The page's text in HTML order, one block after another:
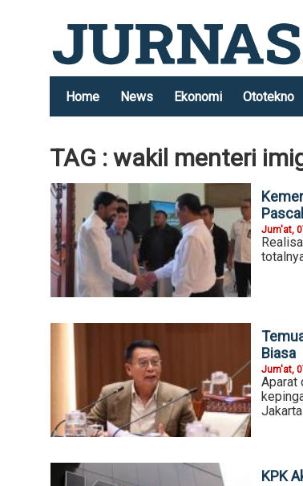
Home News Ekonomi Ototekno
TAG : wakil menteri
Jum'at,
Biasa
Jum'at,
Aparat
KPK